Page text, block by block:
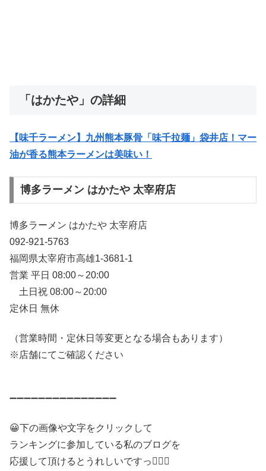
「はかたや」の詳細
【味千ラーメン】九州熊本豚骨「味千拉麺」袋井店！マー
油が香る熊本ラーメンは美味い！
博多ラーメン はかたや 太宰府店
博多ラーメン はかたや 太宰府店
092-921-5763
福岡県太宰府市高雄1-3681-1
営業 平日 08:00～20:00
土日祝 08:00～20:00
定休日 無休
（営業時間・定休日等変更となる場合もあります）
※店舗にてご確認ください
➖➖➖➖➖➖➖➖➖➖➖➖➖➖➖
😀下の画像や文字をクリックして
ランキングに参加している私のブログを
応援して頂けるとうれしいですっ🙇🏻‍♂️